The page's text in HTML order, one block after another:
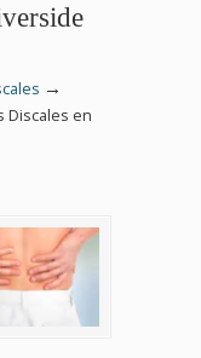
→
Discales en